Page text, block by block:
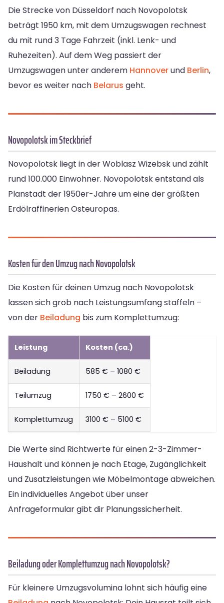
Die Strecke von Düsseldorf nach Novopolotsk
beträgt 1950 km, mit dem Umzugswagen rechnest
du mit rund 3 Tage Fahrzeit (inkl. Lenk- und
Ruhezeiten). Auf dem Weg passiert der
Umzugswagen unter anderem Hannoverund Berlin,
bevor es weiter nach Belarus geht.
Novopolotsk im Steckbrief
Novopolotsk liegt in der Woblasz Wizebsk und zählt
rund 100.000 Einwohner. Novopolotsk entstand als
Planstadt der 1950er-Jahre um eine der größten
Erdölraffinerien Osteuropas.
Kosten für den Umzug nach Novopolotsk
Die Kosten für deinen Umzug nach Novopolotsk
lassen sich grob nach Leistungsumfang staffeln –
von der Beiladung bis zum Komplettumzug:
Leistung Kosten (ca.)
Beiladung 585 € – 1080 €
Teilumzug 1750 € – 2600 €
Komplettumzug 3100 € – 5100 €
Die Werte sind Richtwerte für einen 2-3-Zimmer-
Haushalt und können je nach Etage, Zugänglichkeit
und Zusatzleistungen wie Möbelmontage abweichen.
Ein individuelles Angebot über unser
Anfrageformular gibt dir Planungssicherheit.
Beiladung oder Komplettumzug nach Novopolotsk?
Für kleinere Umzugsvolumina lohnt sich häufig eine